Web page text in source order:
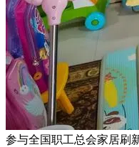
参与全国职工总会家居刷